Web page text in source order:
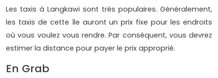
Les taxis à Langkawi sont très populaires. Généralement,
les taxis de cette île auront un prix fixe pour les endroits
où vous voulez vous rendre. Par conséquent, vous devrez
estimer la distance pour payer le prix approprié.
En Grab